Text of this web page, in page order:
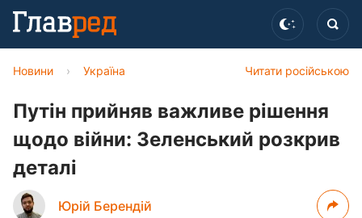
Читати російською
Новини › Україна
Путін прийняв важливе рішення
щодо війни: Зеленський розкрив
деталі
Юрій Берендій